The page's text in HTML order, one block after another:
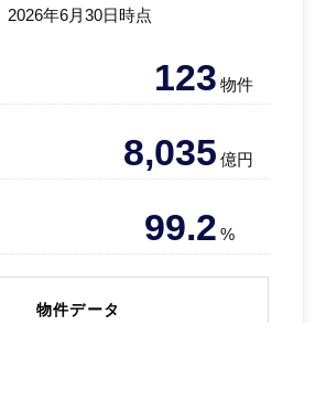
2026年6月30日時点
123物件
8,035億円
99.2%
物件データ